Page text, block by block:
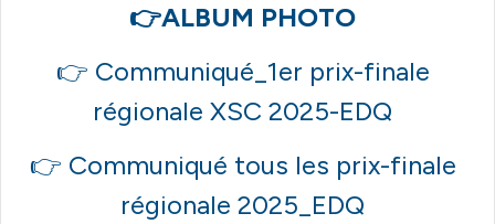
👉ALBUM PHOTO
👉 Communiqué_1er prix-finale
régionale XSC 2025-EDQ
👉 Communiqué tous les prix-finale
régionale 2025_EDQ